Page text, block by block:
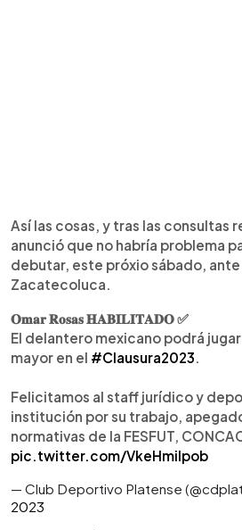
Así las cosas, y tras las consultas
anunció que no habría problema
debutar, este próxio sábado, ante
Zacatecoluca.
𝐎𝐦𝐚𝐫 𝐑𝐨𝐬𝐚𝐬 𝐇𝐀𝐁𝐈𝐋𝐈𝐓𝐀𝐃𝐎 ✅
El delantero mexicano podrá
mayor en el #Clausura2023.
Felicitamos al staff jurídico y
institución por su trabajo,
normativas de la FESFUT,
pic.twitter.com/VkeHmiIpob
— Club Deportivo Platense
2023